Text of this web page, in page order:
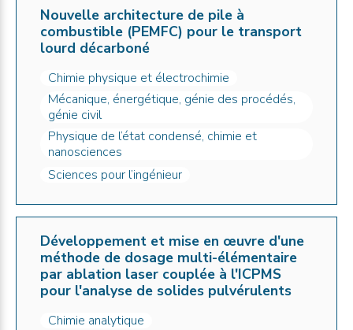
Nouvelle architecture de pile à
combustible (PEMFC) pour le transport
lourd décarboné
Chimie physique et électrochimie
Mécanique, énergétique, génie des procédés,
génie civil
Physique de l’état condensé, chimie et
nanosciences
Sciences pour l’ingénieur
Développement et mise en œuvre d'une
méthode de dosage multi-élémentaire
par ablation laser couplée à l'ICPMS
pour l'analyse de solides pulvérulents
Chimie analytique